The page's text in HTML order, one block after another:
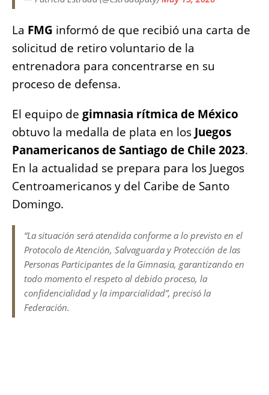
La FMG informó de que recibió una carta de
solicitud de retiro voluntario de la
entrenadora para concentrarse en su
proceso de defensa.
El equipo de gimnasia rítmica de México
obtuvo la medalla de plata en los Juegos
Panamericanos de Santiago de Chile 2023.
En la actualidad se prepara para los Juegos
Centroamericanos y del Caribe de Santo
Domingo.
“La situación será atendida conforme a lo previsto en el
Protocolo de Atención, Salvaguarda y Protección de las
Personas Participantes de la Gimnasia, garantizando en
todo momento el respeto al debido proceso, la
confidencialidad y la imparcialidad”, precisó la
Federación.